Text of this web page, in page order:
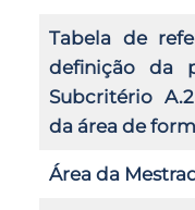
Tabela de
definição da
Subcritério
da área de
Área da